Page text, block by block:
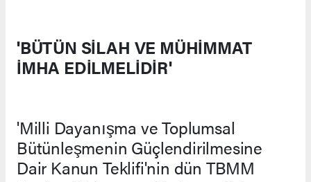
'BÜTÜN SİLAH VE MÜHİMMAT
İMHA EDİLMELİDİR'
'Milli Dayanışma ve Toplumsal
Bütünleşmenin Güçlendirilmesine
Dair Kanun Teklifi'nin dün TBMM